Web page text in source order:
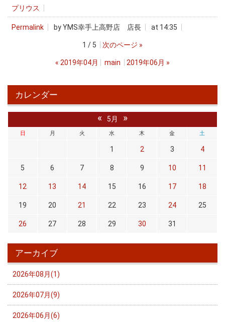
プリウス
Permalink by YMS幸手上高野店 店長 at 14:35
1 / 5 次のページ »
« 2019年04月 main 2019年06月 »
カレンダー
« 5月 »
日 月 火 水 木 金 土
1 2 3 4
5 6 7 8 9 10 11
12 13 14 15 16 17 18
19 20 21 22 23 24 25
26 27 28 29 30 31
アーカイブ
2026年08月(1)
2026年07月(9)
2026年06月(6)